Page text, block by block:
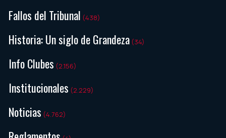
Fallos del Tribunal (438)
Historia: Un siglo de Grandeza (34)
Info Clubes (2.156)
Institucionales (2.229)
Noticias (4.762)